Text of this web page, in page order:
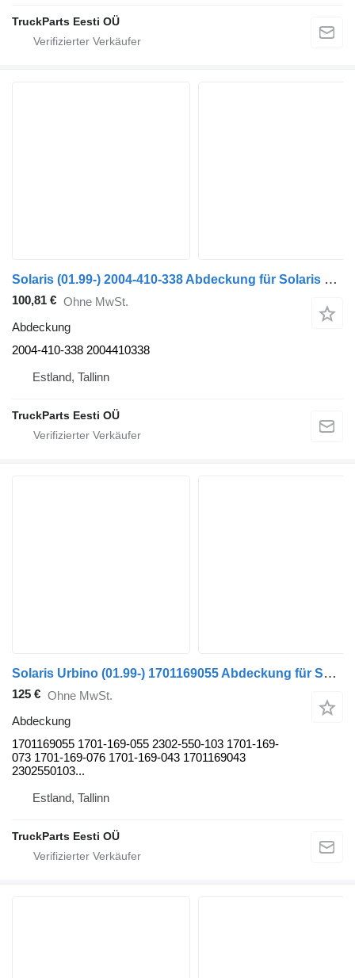
TruckParts Eesti OÜ
Solaris (01.99-) 2004-410-338 Abdeckung für Solaris Urbino, Alpino, Vacanza (1999-) Bus
100,81 € Ohne MwSt.
Abdeckung
2004-410-338 2004410338
Estland, Tallinn
TruckParts Eesti OÜ
Solaris Urbino (01.99-) 1701169055 Abdeckung für Solaris Urbino, Alpino, Vacanza (1999-) Bus
125 € Ohne MwSt.
Abdeckung
1701169055 1701-169-055 2302-550-103 1701-169-
073 1701-169-076 1701-169-043 1701169043
2302550103...
Estland, Tallinn
TruckParts Eesti OÜ